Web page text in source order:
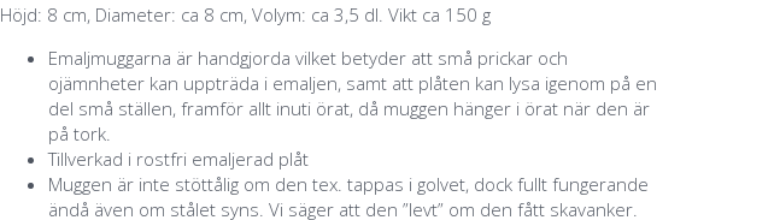
Höjd: 8 cm, Diameter: ca 8 cm, Volym: ca 3,5 dl. Vikt ca 150 g
Emaljmuggarna är handgjorda vilket betyder att små prickar och
ojämnheter kan uppträda i emaljen, samt att plåten kan lysa igenom på en
del små ställen, framför allt inuti örat, då muggen hänger i örat när den är
på tork.
Tillverkad i rostfri emaljerad plåt
Muggen är inte stöttålig om den tex. tappas i golvet, dock fullt fungerande
ändå även om stålet syns. Vi säger att den ”levt” om den fått skavanker.